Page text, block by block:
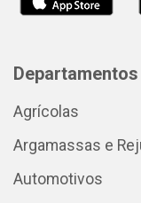
Departamentos
Agrícolas
Argamassas e
Automotivos